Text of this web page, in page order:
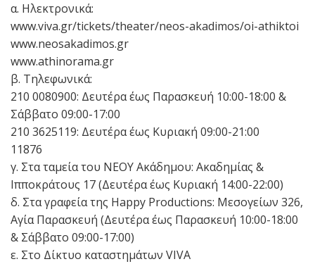
α. Ηλεκτρονικά:
www.viva.gr/tickets/theater/neos-akadimos/oi-athiktoi
www.neosakadimos.gr
www.athinorama.gr
β. Τηλεφωνικά:
210 0080900: Δευτέρα έως Παρασκευή 10:00-18:00 &
Σάββατο 09:00-17:00
210 3625119: Δευτέρα έως Κυριακή 09:00-21:00
11876
γ. Στα ταμεία του ΝΕΟΥ Ακάδημου: Ακαδημίας &
Ιπποκράτους 17 (Δευτέρα έως Κυριακή 14:00-22:00)
δ. Στα γραφεία της Happy Productions: Μεσογείων 326,
Αγία Παρασκευή (Δευτέρα έως Παρασκευή 10:00-18:00
& Σάββατο 09:00-17:00)
ε. Στο Δίκτυο καταστημάτων VIVA